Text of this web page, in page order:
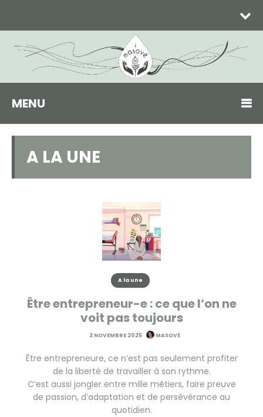
MENU
A LA UNE
A la une
Être entrepreneur-e : ce que l’on ne
voit pas toujours
2 NOVEMBRE 2025 MASOVÉ
Être entrepreneure, ce n’est pas seulement profiter
de la liberté de travailler à son rythme.
C’est aussi jongler entre mille métiers, faire preuve
de passion, d’adaptation et de persévérance au
quotidien.